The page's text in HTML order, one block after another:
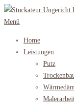
Zum
Inhalt
Menü
Home
Leistungen
Putz